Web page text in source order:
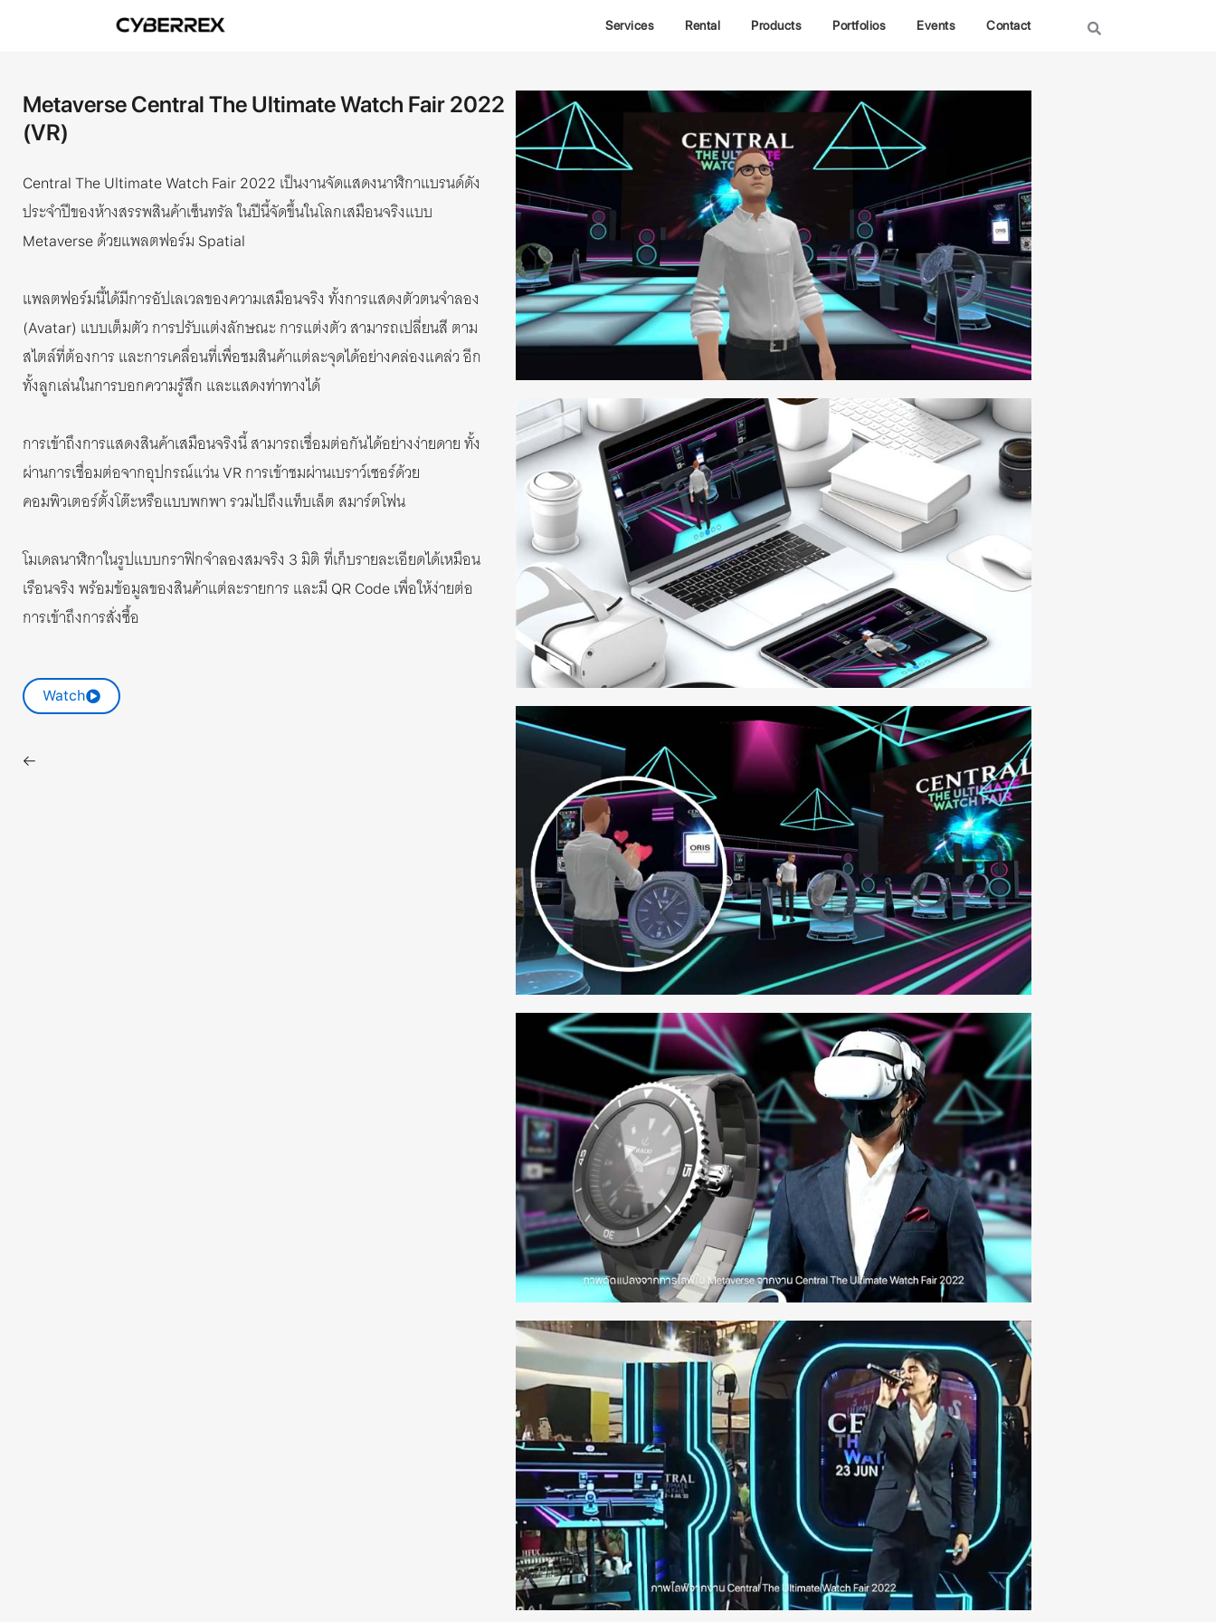
Services Rental Products Portfolios Events Contact
Metaverse Central The Ultimate Watch Fair 2022
(VR)
Central The Ultimate Watch Fair 2022 เป็นงานจัดแสดงนาฬิกาแบรนด์ดัง
ประจำปีของห้างสรรพสินค้าเซ็นทรัล ในปีนี้จัดขึ้นในโลกเสมือนจริงแบบ
Metaverse ด้วยแพลตฟอร์ม Spatial
แพลตฟอร์มนี้ได้มีการอัปเลเวลของความเสมือนจริง ทั้งการแสดงตัวตนจำลอง
(Avatar) แบบเต็มตัว การปรับแต่งลักษณะ การแต่งตัว สามารถเปลี่ยนสี ตาม
สไตล์ที่ต้องการ และการเคลื่อนที่เพื่อชมสินค้าแต่ละจุดได้อย่างคล่องแคล่ว อีก
ทั้งลูกเล่นในการบอกความรู้สึก และแสดงท่าทางได้
การเข้าถึงการแสดงสินค้าเสมือนจริงนี้ สามารถเชื่อมต่อกันได้อย่างง่ายดาย ทั้ง
ผ่านการเชื่อมต่อจากอุปกรณ์แว่น VR การเข้าชมผ่านเบราว์เซอร์ด้วย
คอมพิวเตอร์ตั้งโต๊ะหรือแบบพกพา รวมไปถึงแท็บเล็ต สมาร์ตโฟน
โมเดลนาฬิกาในรูปแบบกราฟิกจำลองสมจริง 3 มิติ ที่เก็บรายละเอียดได้เหมือน
เรือนจริง พร้อมข้อมูลของสินค้าแต่ละรายการ และมี QR Code เพื่อให้ง่ายต่อ
การเข้าถึงการสั่งซื้อ
Watch
←